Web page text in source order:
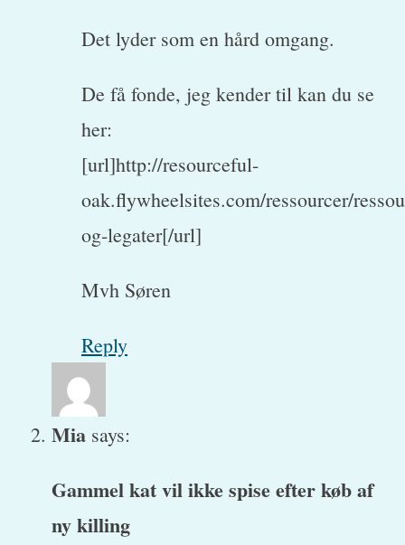
Det lyder som en hård omgang.
De få fonde, jeg kender til kan du se
her:
[url]http://resourceful-
oak.flywheelsites.com/ressourcer/
og-legater[/url]
Mvh Søren
Reply
Mia says:
Gammel kat vil ikke spise efter køb af
ny killing